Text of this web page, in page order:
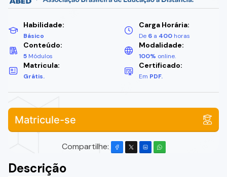
Habilidade:
Básico
Carga Horária:
De 6 a 400 horas
Conteúdo:
5 Módulos
Modalidade:
100% online.
Matricula:
Grátis.
Certificado:
Em PDF.
Matricule-se
Compartilhe:
Descrição